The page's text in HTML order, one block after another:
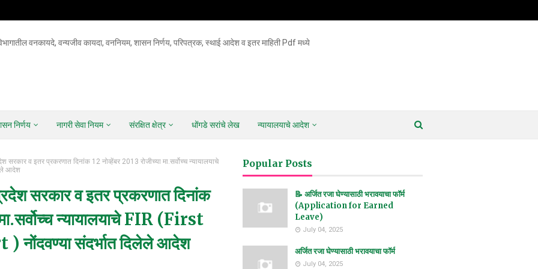
वनकायदे, वन्यजीव कायदा, वननियम, शासन निर्णय, परिपत्रक, स्थाई आदेश व इतर माहिती Pdf मध्ये
निर्णय नागरी सेवा नियम संरक्षित क्षेत्र धोंगडे सरांचे लेख न्यायालयाचे आदेश
सरकार व इतर प्रकरणात दिनांक 12 नोव्हेंबर 2013 रोजीच्या मा.सर्वोच्च न्यायालयाचे
आदेश
सरकार व इतर प्रकरणात दिनांक
न्यायालयाचे FIR (First
संदर्भात दिलेले आदेश
Popular Posts
📝 अर्जित रजा घेण्यासाठी भरावयाचा फॉर्म
(Application for Earned
Leave)
July 04, 2025
अर्जित रजा घेण्यासाठी भरावयाचा फॉर्म
July 04, 2025